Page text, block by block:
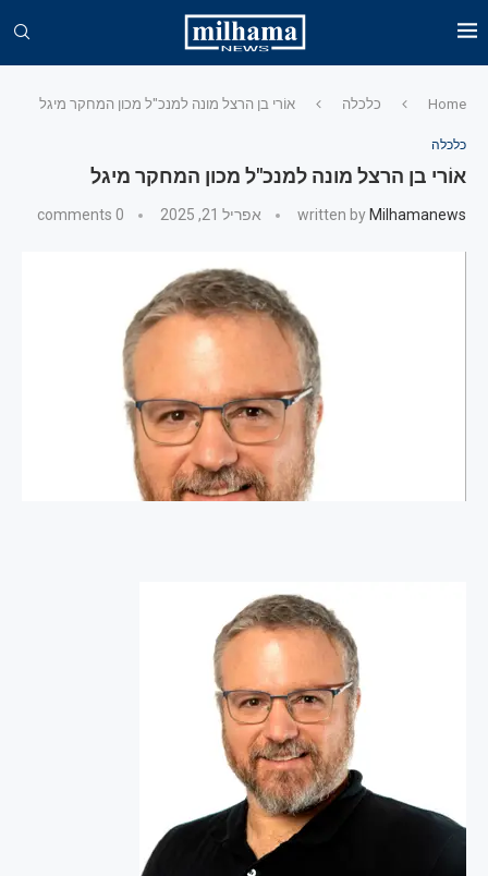
Home כלכלה אוֹרי בן הרצל מונה למנכ"ל מכון המחקר מיגל
כלכלה
אוֹרי בן הרצל מונה למנכ"ל מכון המחקר מיגל
written by Milhamanews אפריל 21, 2025 0 comments